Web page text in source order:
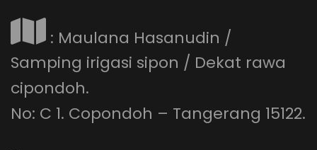
: Maulana Hasanudin /
Samping irigasi sipon / Dekat rawa
cipondoh.
No: C 1. Copondoh – Tangerang 15122.